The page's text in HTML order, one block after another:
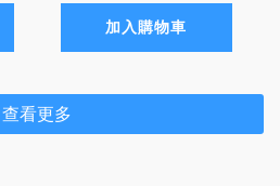
加入購物車
查看更多